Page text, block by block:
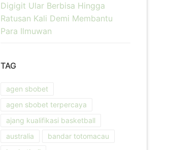
Digigit Ular Berbisa Hingga
Ratusan Kali Demi Membantu
Para Ilmuwan
TAG
agen sbobet
agen sbobet terpercaya
ajang kualifikasi basketball
australia
bandar totomacau